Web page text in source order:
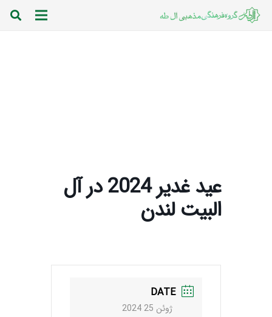
عید غدیر 2024 در آل
البیت لندن
DATE
ژوئن 25 2024